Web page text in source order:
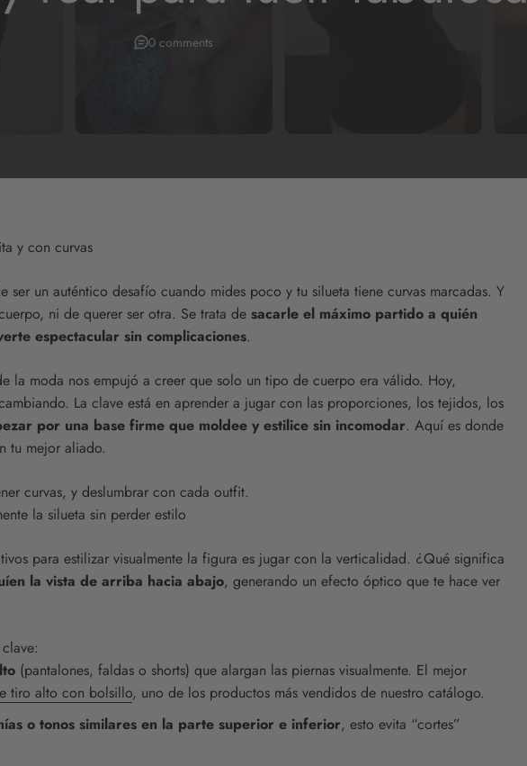
0 comments
y con curvas
ser un auténtico desafío cuando mides poco y tu silueta tiene curvas marcadas. Y
ni de querer ser otra. Se trata de sacarle el máximo partido a quién
espectacular sin complicaciones.
la moda nos empujó a creer que solo un tipo de cuerpo era válido. Hoy,
La clave está en aprender a jugar con las proporciones, los tejidos, los
por una base firme que moldee y estilice sin incomodar. Aquí es donde
tu mejor aliado.
curvas, y deslumbrar con cada outfit.
la silueta sin perder estilo
para estilizar visualmente la figura es jugar con la verticalidad. ¿Qué significa
la vista de arriba hacia abajo, generando un efecto óptico que te hace ver
(pantalones, faldas o shorts) que alargan las piernas visualmente. El mejor
tiro alto con bolsillo, uno de los productos más vendidos de nuestro catálogo.
o tonos similares en la parte superior e inferior, esto evita “cortes”